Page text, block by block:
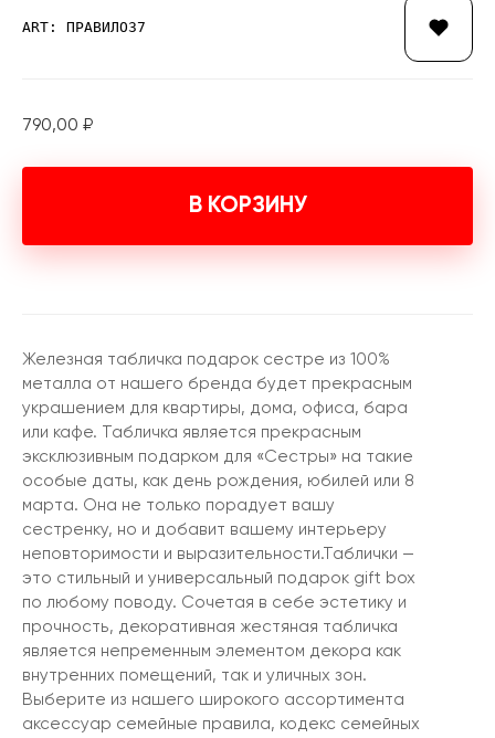
ART: ПРАВИЛО37
790,00 ₽
В КОРЗИНУ
Железная табличка подарок сестре из 100%
металла от нашего бренда будет прекрасным
украшением для квартиры, дома, офиса, бара
или кафе. Табличка является прекрасным
эксклюзивным подарком для «Сестры» на такие
особые даты, как день рождения, юбилей или 8
марта. Она не только порадует вашу
сестренку, но и добавит вашему интерьеру
неповторимости и выразительности.Таблички —
это стильный и универсальный подарок gift box
по любому поводу. Сочетая в себе эстетику и
прочность, декоративная жестяная табличка
является непременным элементом декора как
внутренних помещений, так и уличных зон.
Выберите из нашего широкого ассортимента
аксессуар семейные правила, кодекс семейных